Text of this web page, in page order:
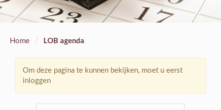
Home / LOB agenda
Om deze pagina te kunnen bekijken, moet u eerst
inloggen